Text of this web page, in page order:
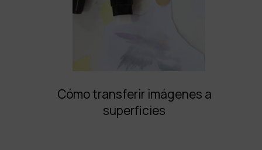
Cómo transferir imágenes a
superficies